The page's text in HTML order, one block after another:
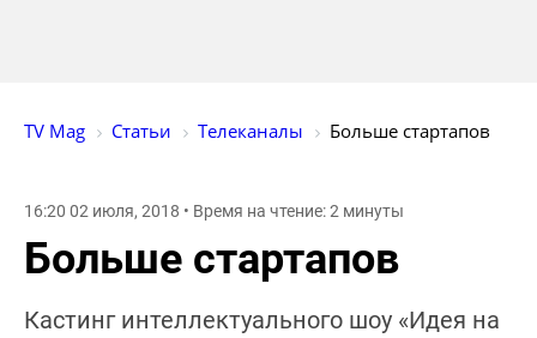
TV Mag Статьи Телеканалы Больше стартапов
16:20 02 июля, 2018 • Время на чтение: 2 минуты
Больше стартапов
Кастинг интеллектуального шоу «Идея на